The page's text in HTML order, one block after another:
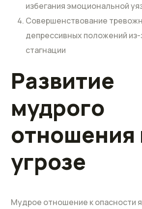
избегания эмоциональной
Совершенствование
депрессивных положений
стагнации
Развитие
мудрого
отношения
угрозе
Мудрое отношение к опасности